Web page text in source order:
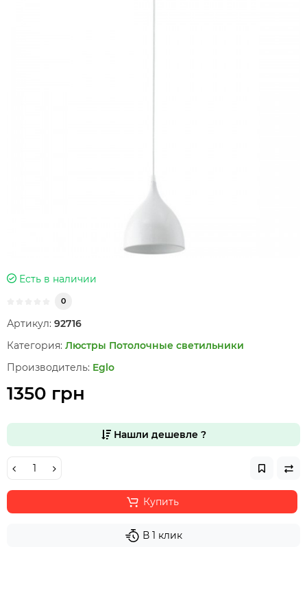
Есть в наличии
0
Артикул: 92716
Категория: Люстры Потолочные светильники
Производитель: Eglo
1350 грн
Нашли дешевле ?
Купить
В 1 клик